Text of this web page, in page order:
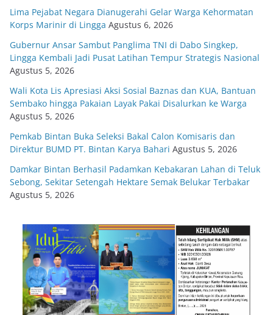
Lima Pejabat Negara Dianugerahi Gelar Warga Kehormatan
Korps Marinir di Lingga Agustus 6, 2026
Gubernur Ansar Sambut Panglima TNI di Dabo Singkep,
Lingga Kembali Jadi Pusat Latihan Tempur Strategis Nasional
Agustus 5, 2026
Wali Kota Lis Apresiasi Aksi Sosial Baznas dan KUA, Bantuan
Sembako hingga Pakaian Layak Pakai Disalurkan ke Warga
Agustus 5, 2026
Pemkab Bintan Buka Seleksi Bakal Calon Komisaris dan
Direktur BUMD PT. Bintan Karya Bahari Agustus 5, 2026
Damkar Bintan Berhasil Padamkan Kebakaran Lahan di Teluk
Sebong, Sekitar Setengah Hektare Semak Belukar Terbakar
Agustus 5, 2026